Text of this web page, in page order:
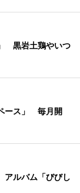
黒岩土鶏やいつ
ース」 毎月開
アルバム「びびし